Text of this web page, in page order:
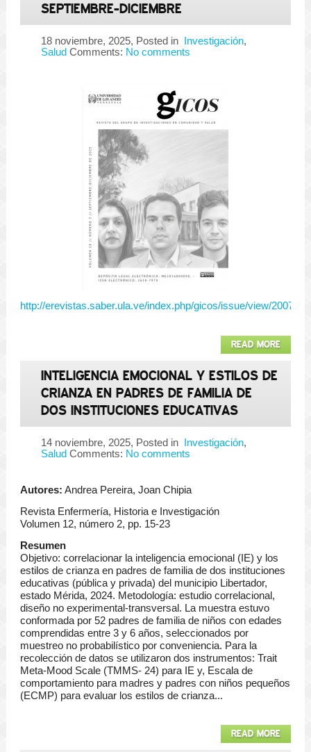
SEPTIEMBRE-DICIEMBRE
18 noviembre, 2025, Posted in Investigación,
Salud Comments: No comments
http://erevistas.saber.ula.ve/index.php/gicos/issue/view/2007/
READ MORE
INTELIGENCIA EMOCIONAL Y ESTILOS DE
CRIANZA EN PADRES DE FAMILIA DE
DOS INSTITUCIONES EDUCATIVAS
14 noviembre, 2025, Posted in Investigación,
Salud Comments: No comments
Autores: Andrea Pereira, Joan Chipia
Revista Enfermería, Historia e Investigación
Volumen 12, número 2, pp. 15-23
Resumen
Objetivo: correlacionar la inteligencia emocional (IE) y los
estilos de crianza en padres de familia de dos instituciones
educativas (pública y privada) del municipio Libertador,
estado Mérida, 2024. Metodología: estudio correlacional,
diseño no experimental-transversal. La muestra estuvo
conformada por 52 padres de familia de niños con edades
comprendidas entre 3 y 6 años, seleccionados por
muestreo no probabilístico por conveniencia. Para la
recolección de datos se utilizaron dos instrumentos: Trait
Meta-Mood Scale (TMMS- 24) para IE y, Escala de
comportamiento para madres y padres con niños pequeños
(ECMP) para evaluar los estilos de crianza...
READ MORE